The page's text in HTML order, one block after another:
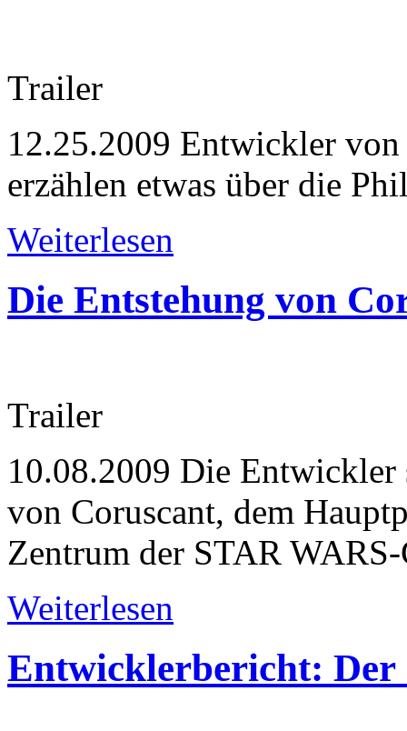
Trailer
12.25.2009 Entwickler
erzählen etwas über die
Weiterlesen
Die Entstehung von
Trailer
10.08.2009 Die Entwickler
von Coruscant, dem
Zentrum der STAR
Weiterlesen
Entwicklerbericht: Der